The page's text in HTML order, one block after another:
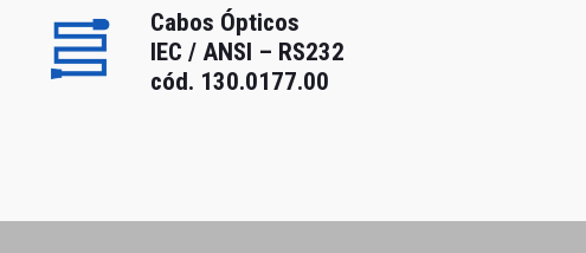
Cabos Ópticos
IEC / ANSI – RS232
cód. 130.0177.00